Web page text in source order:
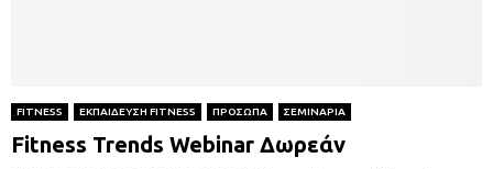
FITNESS ΕΚΠΑΙΔΕΥΣΗ FITNESS ΠΡΟΣΩΠΑ ΣΕΜΙΝΑΡΙΑ
Fitness Trends Webinar Δωρεάν